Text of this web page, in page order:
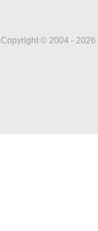
Copyright © 2004 - 2026